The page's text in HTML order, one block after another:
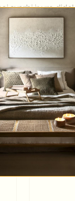
svarbi ir yra
verslo